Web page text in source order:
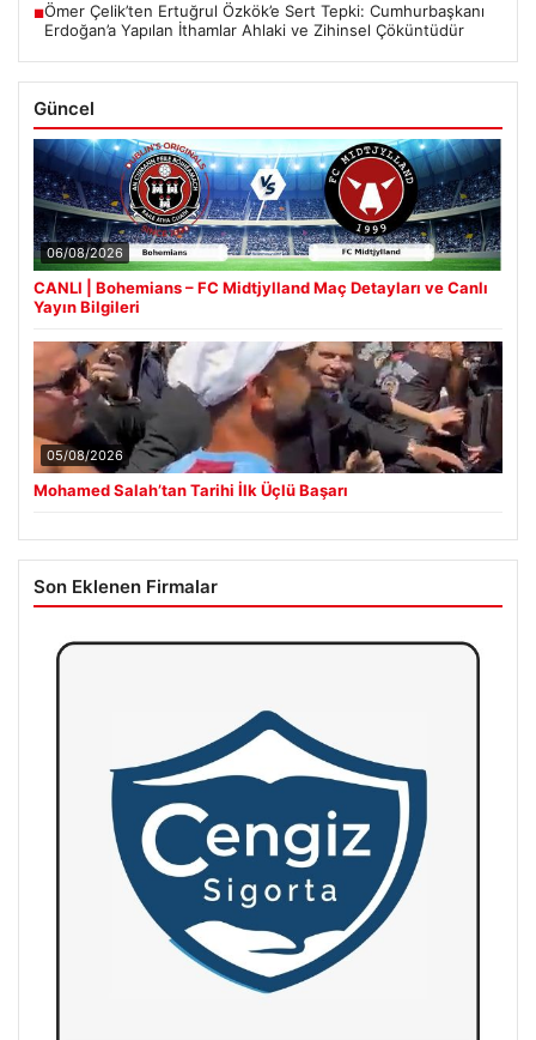
■Ömer Çelik’ten Ertuğrul Özkök’e Sert Tepki: Cumhurbaşkanı
Erdoğan’a Yapılan İthamlar Ahlaki ve Zihinsel Çöküntüdür
Güncel
06/08/2026
CANLI | Bohemians – FC Midtjylland Maç Detayları ve Canlı
Yayın Bilgileri
05/08/2026
Mohamed Salah’tan Tarihi İlk Üçlü Başarı
Son Eklenen Firmalar